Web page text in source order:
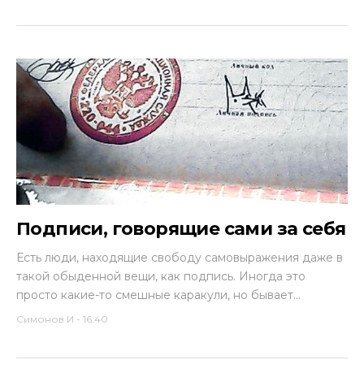
Подписи, говорящие сами за себя
Есть люди, находящие свободу самовыражения даже в
такой обыденной вещи, как подпись. Иногда это
просто какие-то смешные каракули, но бывает...
Симонов И - 16:40